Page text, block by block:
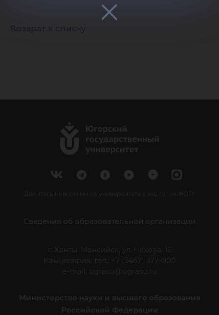
Возврат к списку
Делитесь новостями об университете с хештегом #ЮГУ
Сведения об образовательной организации
г. Ханты-Мансийск, ул. Чехова, 16
Канцелярия: тел.: +7 (3467) 377-000
e-mail:
ugrasu@ugrasu.ru
Министерство науки и высшего образования
Российской Федерации